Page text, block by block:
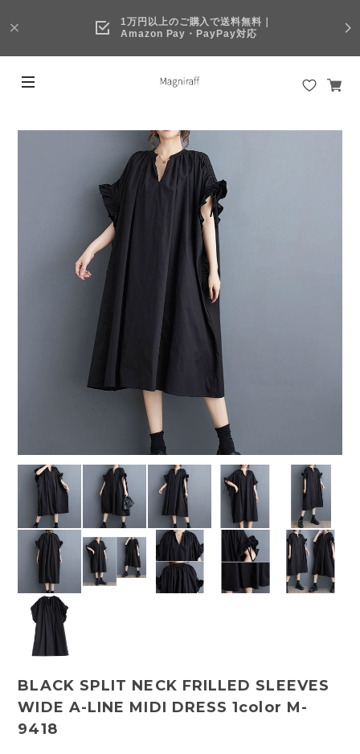
1万円以上のご購入で送料無料｜
Amazon Pay・PayPay対応
BLACK SPLIT NECK FRILLED SLEEVES
WIDE A-LINE MIDI DRESS 1color M-
9418